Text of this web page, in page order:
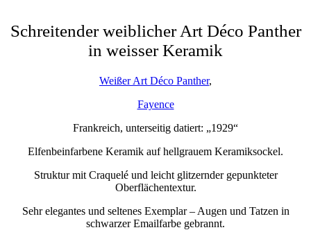
Schreitender weiblicher Art Déco Panther
in weisser Keramik
Weißer Art Déco Panther,
Fayence
Frankreich, unterseitig datiert: „1929“
Elfenbeinfarbene Keramik auf hellgrauem Keramiksockel.
Struktur mit Craquelé und leicht glitzernder gepunkteter
Oberflächentextur.
Sehr elegantes und seltenes Exemplar – Augen und Tatzen in
schwarzer Emailfarbe gebrannt.